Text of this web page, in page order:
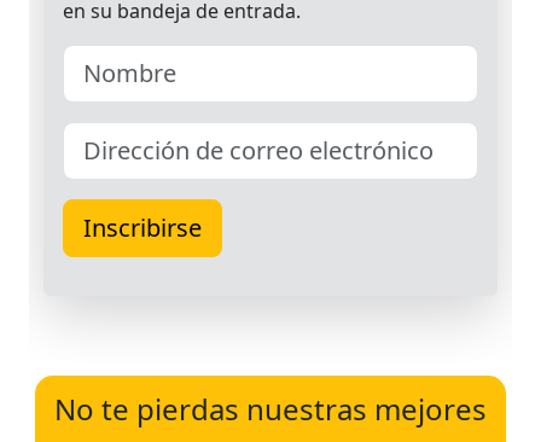
No te pierdas nuestras mejores